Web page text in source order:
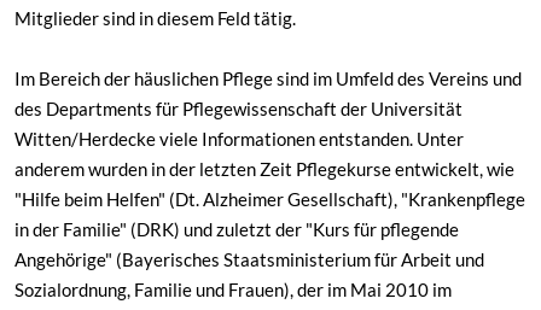
Mitglieder sind in diesem Feld tätig.
Im Bereich der häuslichen Pflege sind im Umfeld des Vereins und
des Departments für Pflegewissenschaft der Universität
Witten/Herdecke viele Informationen entstanden. Unter
anderem wurden in der letzten Zeit Pflegekurse entwickelt, wie
"Hilfe beim Helfen" (Dt. Alzheimer Gesellschaft), "Krankenpflege
in der Familie" (DRK) und zuletzt der "Kurs für pflegende
Angehörige" (Bayerisches Staatsministerium für Arbeit und
Sozialordnung, Familie und Frauen), der im Mai 2010 im